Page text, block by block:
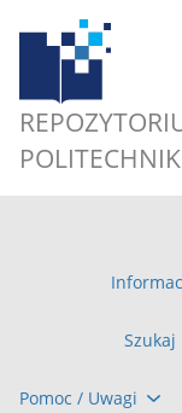
Szukaj
Pomoc / Uwagi